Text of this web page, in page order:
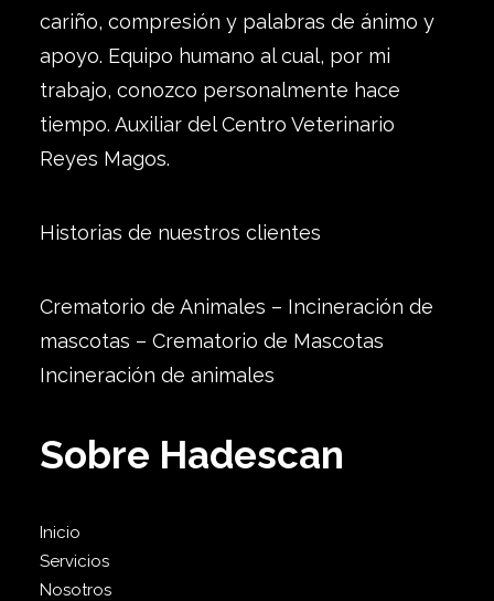
cariño, compresión y palabras de ánimo y
apoyo. Equipo humano al cual, por mi
trabajo, conozco personalmente hace
tiempo. Auxiliar del Centro Veterinario
Reyes Magos.
Historias de nuestros clientes
Crematorio de Animales – Incineración de
mascotas – Crematorio de Mascotas
Incineración de animales
Sobre Hadescan
Inicio
Servicios
Nosotros